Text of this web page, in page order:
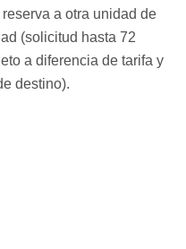
a otra unidad de
(solicitud hasta 72
a diferencia de tarifa y
destino).